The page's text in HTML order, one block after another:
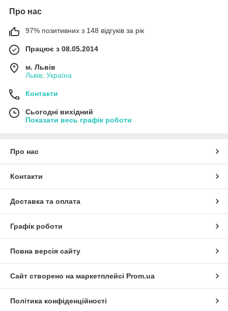
Про нас
97% позитивних з 148 відгуків за рік
Працює з 08.05.2014
м. Львів
Львів, Україна
Контакти
Сьогодні вихідний
Показати весь графік роботи
Про нас
Контакти
Доставка та оплата
Графік роботи
Повна версія сайту
Сайт створено на маркетплейсі Prom.ua
Політика конфіденційності